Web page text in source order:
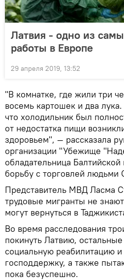
Латвия - одно из
работы в Европе
29 апреля 2019, 13:52
"В комнатке, где жили три
восемь картошек и два
что холодильник был
от недостатка пищи
здоровьем", — рассказала
организации "Убежище
обладательница
борьбу с торговлей людьми
Представитель МВД Ласма
трудовые мигранты не
могут вернуться в
Во время расследования
покинуть Латвию,
социальную реабилитацию
господдержку, а также
пока безуспешно.